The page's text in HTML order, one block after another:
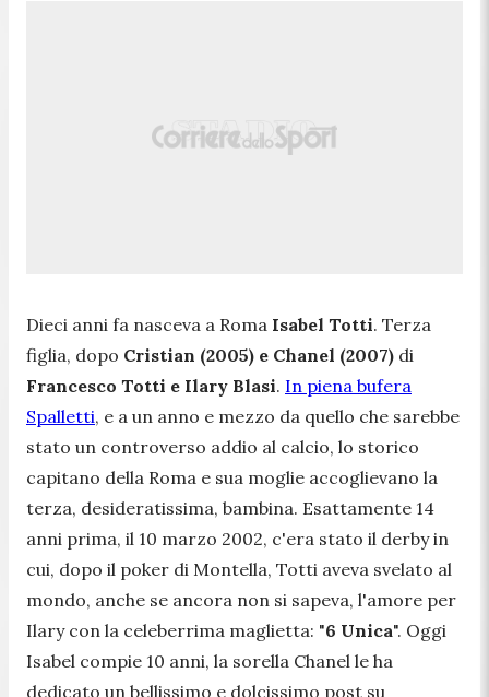
Dieci anni fa nasceva a Roma Isabel Totti. Terza
figlia, dopo Cristian (2005) e Chanel (2007) di
Francesco Totti e Ilary Blasi. In piena bufera
Spalletti, e a un anno e mezzo da quello che sarebbe
stato un controverso addio al calcio, lo storico
capitano della Roma e sua moglie accoglievano la
terza, desideratissima, bambina. Esattamente 14
anni prima, il 10 marzo 2002, c'era stato il derby in
cui, dopo il poker di Montella, Totti aveva svelato al
mondo, anche se ancora non si sapeva, l'amore per
Ilary con la celeberrima maglietta: "6 Unica". Oggi
Isabel compie 10 anni, la sorella Chanel le ha
dedicato un bellissimo e dolcissimo post su